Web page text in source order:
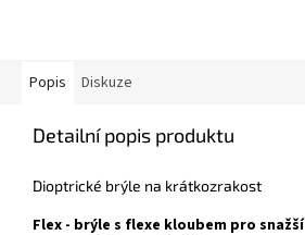
Popis Diskuze
Detailní popis produktu
Dioptrické brýle na krátkozrakost
Flex - brýle s flexe kloubem pro snažší